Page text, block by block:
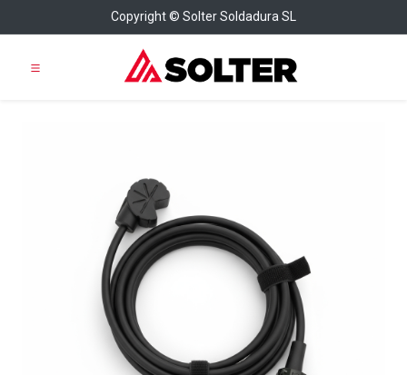
Copyright © Solter Soldadura SL